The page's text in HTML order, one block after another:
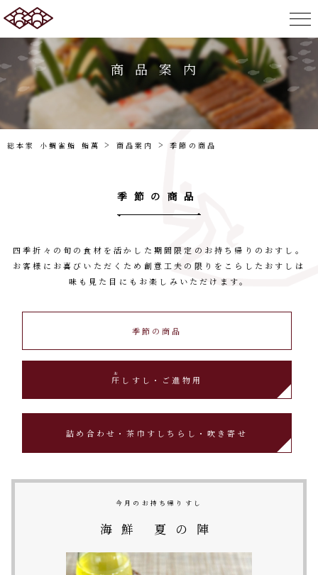
商品案内
総本家 小鯛雀鮨 鮨萬 > 商品案内 >季節の商品
季節の商品
四季折々の旬の食材を活かした期間限定のお持ち帰りのおすし。
お客様にお喜びいただくため創意工夫の限りをこらしたおすしは
味も見た目にもお楽しみいただけます。
季節の商品
圧 しすし・ご進物用
詰め合わせ・茶巾すし ちらし・吹き寄せ
今月のお持ち帰りすし
海鮮 夏の陣